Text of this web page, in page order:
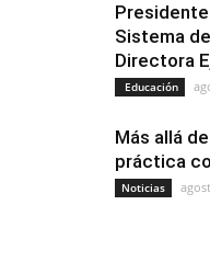
Sistema
Directora
Educación
Más allá
práctica
Noticias